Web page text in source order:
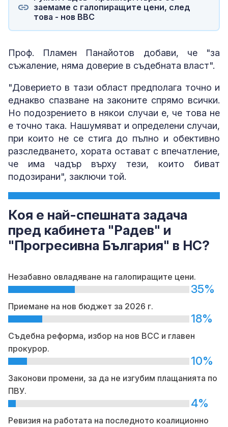
заемаме с галопиращите цени, след
това - нов ВВС
Проф. Пламен Панайотов добави, че "за
съжаление, няма доверие в съдебната власт".
"Доверието в тази област предполага точно и
еднакво спазване на законите спрямо всички.
Но подозрението в някои случаи е, че това не
е точно така. Нашумяват и определени случаи,
при които не се стига до пълно и обективно
разследването, хората остават с впечатление,
че има чадър върху тези, които биват
подозирани", заключи той.
Коя е най-спешната задача
пред кабинета "Радев" и
"Прогресивна България" в НС?
Незабавно овладяване на галопиращите цени.
35%
Приемане на нов бюджет за 2026 г.
18%
Съдебна реформа, избор на нов ВСС и главен
прокурор.
10%
Законови промени, за да не изгубим плащанията по
ПВУ.
4%
Ревизия на работата на последното коалиционно